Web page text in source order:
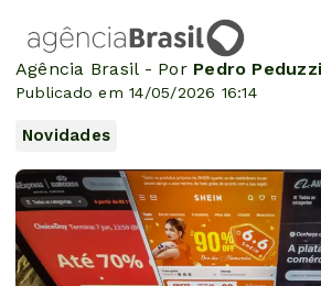
Agência Brasil - Por Pedro Peduzzi
Publicado em 14/05/2026 16:14
Novidades